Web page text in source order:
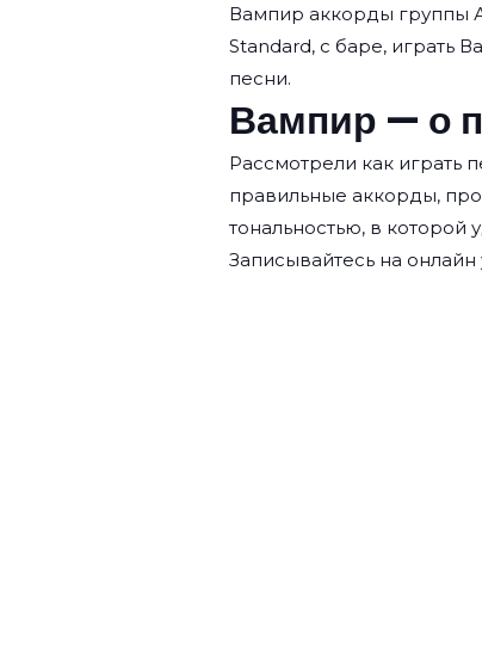
Вампир аккорды группы
Standard, с баре, играть
песни.
Вампир — о
Рассмотрели как
правильные аккорды,
тональностью, в которой
Записывайтесь на онлайн